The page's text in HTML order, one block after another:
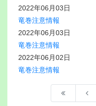
2022年06月03日
竜巻注意情報
2022年06月03日
竜巻注意情報
2022年06月02日
竜巻注意情報